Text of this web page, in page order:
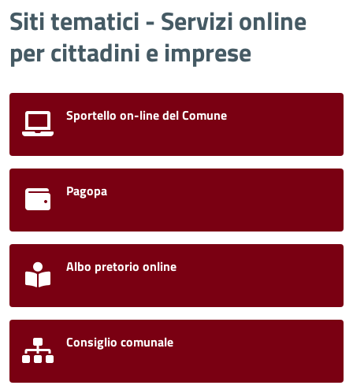
Siti tematici - Servizi online
per cittadini e imprese
Sportello on-line del Comune
Pagopa
Albo pretorio online
Consiglio comunale